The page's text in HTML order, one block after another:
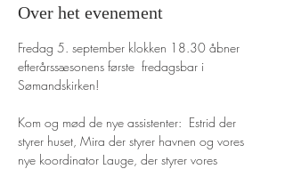
Over het evenement
Fredag 5. september klokken 18.30 åbner
efterårssæsonens første  fredagsbar i
Sømandskirken!
Kom og mød de nye assistenter:  Estrid der
styrer huset, Mira der styrer havnen og vores
nye koordinator Lauge, der styrer vores